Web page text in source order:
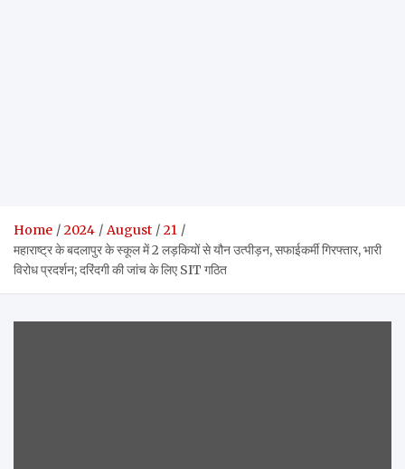
Home 2024 August
21
महाराष्ट्र के बदलापुर के स्कूल में 2 लड़कियों से यौन उत्पीड़न, सफाईकर्मी गिरफ्तार, भारी
विरोध प्रदर्शन; दरिंदगी की जांच के लिए SIT गठित